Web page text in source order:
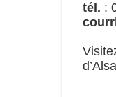
tél. :